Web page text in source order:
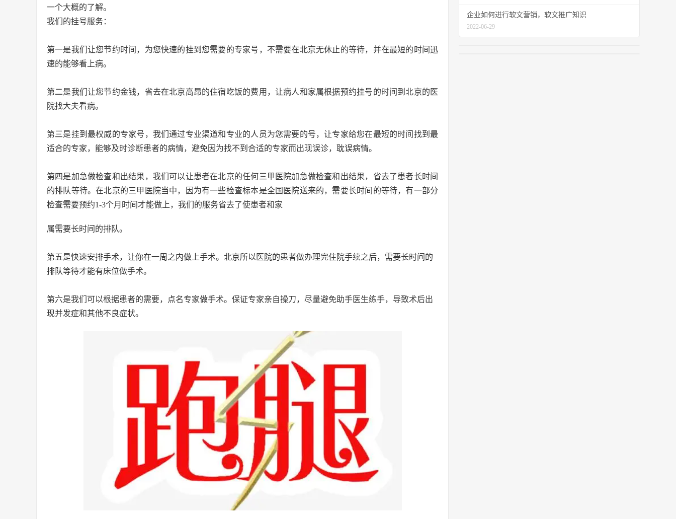
一个大概的了解。
我们的挂号服务：
第一是我们让您节约时间，为您快速的挂到您需要的专家号，不需要在北京无休止的等待，并在最短的时间迅
速的能够看上病。
第二是我们让您节约金钱，省去在北京高昂的住宿吃饭的费用，让病人和家属根据预约挂号的时间到北京的医
院找大夫看病。
第三是挂到最权威的专家号，我们通过专业渠道和专业的人员为您需要的号，让专家给您在最短的时间找到最
适合的专家，能够及时诊断患者的病情，避免因为找不到合适的专家而出现误诊，耽误病情。
第四是加急做检查和出结果，我们可以让患者在北京的任何三甲医院加急做检查和出结果，省去了患者长时间
的排队等待。在北京的三甲医院当中，因为有一些检查标本是全国医院送来的，需要长时间的等待，有一部分
检查需要预约1-3个月时间才能做上，我们的服务省去了使患者和家
属需要长时间的排队。
第五是快速安排手术，让你在一周之内做上手术。北京所以医院的患者做办理完住院手续之后，需要长时间的
排队等待才能有床位做手术。
第六是我们可以根据患者的需要，点名专家做手术。保证专家亲自操刀，尽量避免助手医生练手，导致术后出
现并发症和其他不良症状。
企业如何进行软文营销，软文推广知识
2022-06-29